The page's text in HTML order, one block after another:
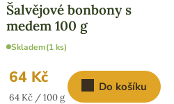
Šalvějové bonbony s
medem 100 g
Skladem(1 ks)
64 Kč
Měrná
64 Kč / 100 g
Do košíku